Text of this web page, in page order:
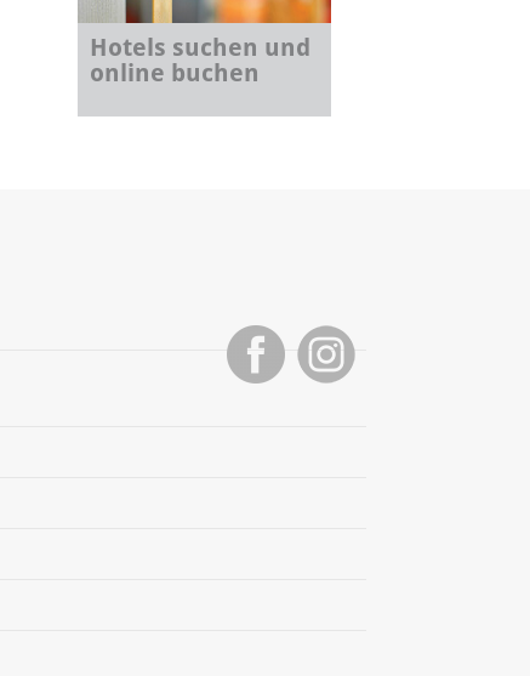
Hotels suchen und
online buchen